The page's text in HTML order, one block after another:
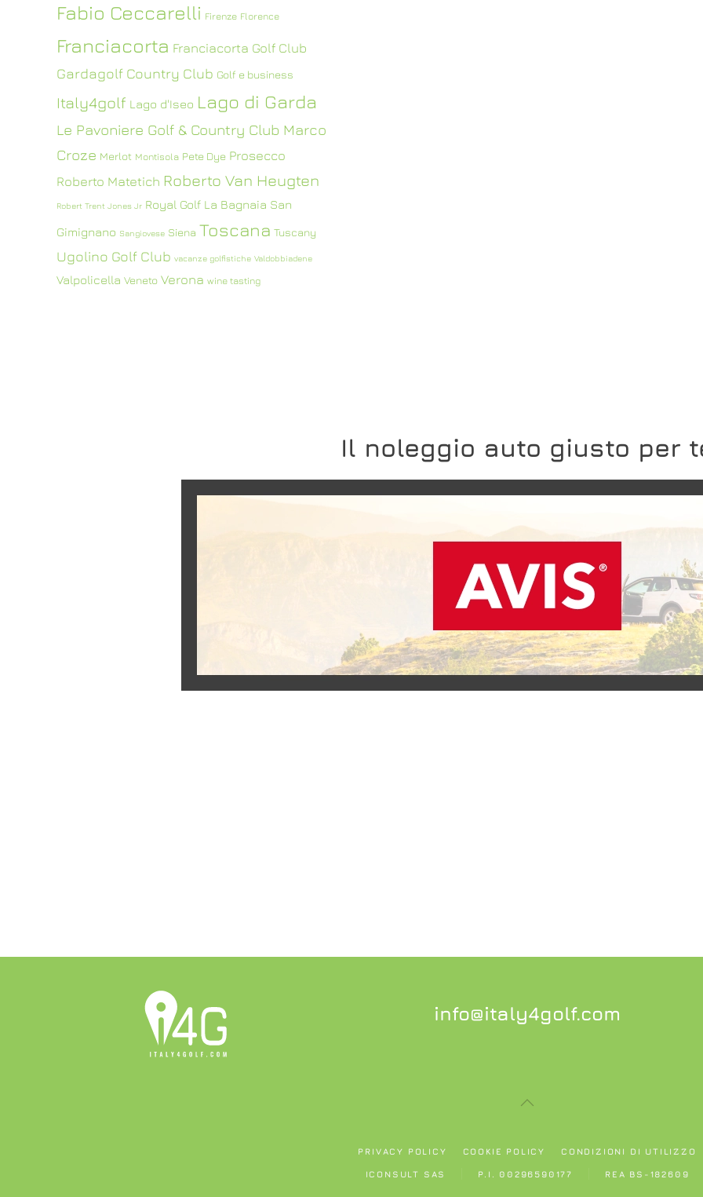
Fabio Ceccarelli Firenze Florence
Franciacorta Franciacorta Golf Club
Gardagolf Country Club Golf e business
Italy4golf Lago d'Iseo Lago di Garda
Le Pavoniere Golf & Country Club Marco
Croze Merlot Montisola Pete Dye Prosecco
Roberto Matetich Roberto Van Heugten
Robert Trent Jones Jr Royal Golf La Bagnaia San
Gimignano Sangiovese Siena Toscana Tuscany
Ugolino Golf Club vacanze golfistiche Valdobbiadene
Valpolicella Veneto Verona wine tasting
Il noleggio auto giusto per
SCOPRI L'OFFERTA
info@italy4golf.com
PRIVACY POLICY COOKIE POLICY CONDIZIONI DI UTILIZZO
ICONSULT SAS P.I. 00296590177 REA BS-182609